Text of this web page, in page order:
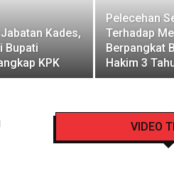
Kades,
Bupati
KPK
Pelecehan
Terhadap
Berpangkat
Hakim 3
VIDEO